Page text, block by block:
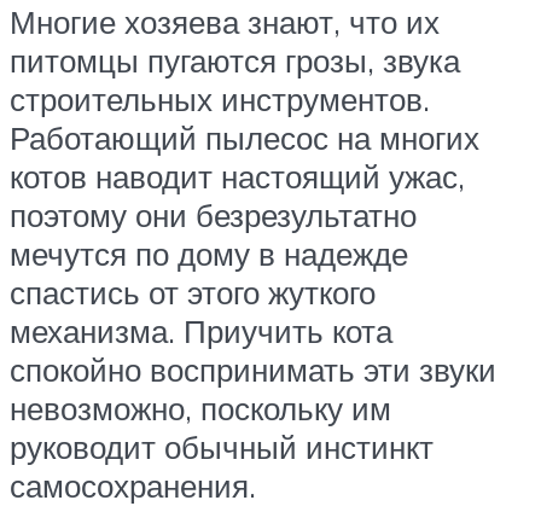
Многие хозяева знают, что их
питомцы пугаются грозы, звука
строительных инструментов.
Работающий пылесос на многих
котов наводит настоящий ужас,
поэтому они безрезультатно
мечутся по дому в надежде
спастись от этого жуткого
механизма. Приучить кота
спокойно воспринимать эти звуки
невозможно, поскольку им
руководит обычный инстинкт
самосохранения.